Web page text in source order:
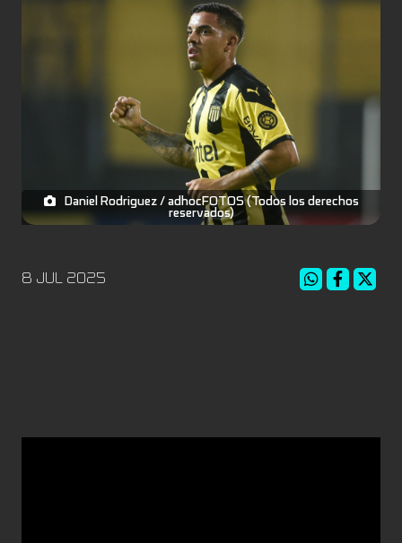
Daniel Rodriguez / adhocFOTOS (Todos los derechos
reservados)
8 JUL 2025